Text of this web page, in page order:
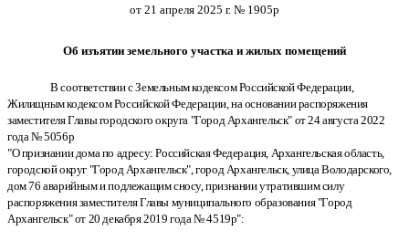
от 21 апреля 2025 г. № 1905р
Об изъятии земельного участка и жилых помещений
В соответствии с Земельным кодексом Российской Федерации,
Жилищным кодексом Российской Федерации, на основании распоряжения
заместителя Главы городского округа "Город Архангельск" от 24 августа 2022
года № 5056р
"О признании дома по адресу: Российская Федерация, Архангельская область,
городской округ "Город Архангельск", город Архангельск, улица Володарского,
дом 76 аварийным и подлежащим сносу, признании утратившим силу
распоряжения заместителя Главы муниципального образования "Город
Архангельск" от 20 декабря 2019 года № 4519р":